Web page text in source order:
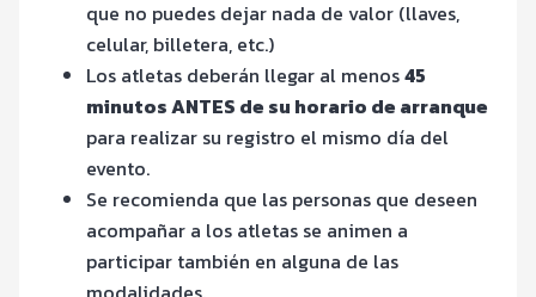
que no puedes dejar nada de valor (llaves,
celular, billetera, etc.)
Los atletas deberán llegar al menos45
minutos ANTES de su horario de arranque
para realizar su registro el mismo día del
evento.
Se recomienda que las personas que deseen
acompañar a los atletas se animen a
participar también en alguna de las